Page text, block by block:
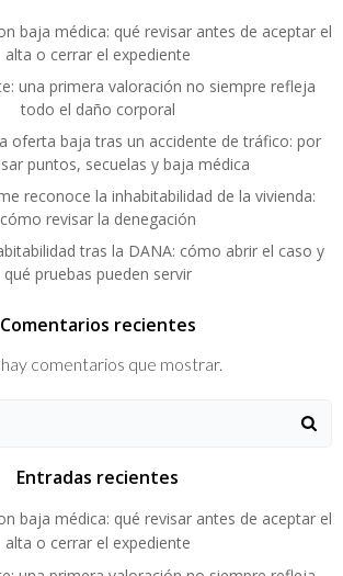
baja médica: qué revisar antes de aceptar el
alta o cerrar el expediente
una primera valoración no siempre refleja
todo el daño corporal
oferta baja tras un accidente de tráfico: por
puntos, secuelas y baja médica
reconoce la inhabitabilidad de la vivienda:
cómo revisar la denegación
tras la DANA: cómo abrir el caso y
qué pruebas pueden servir
Comentarios recientes
comentarios que mostrar.
Entradas recientes
baja médica: qué revisar antes de aceptar el
alta o cerrar el expediente